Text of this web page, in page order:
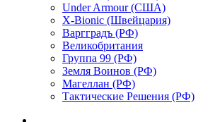
Under Armour (США)
X-Bionic (Швейцария)
Варгградъ (РФ)
Великобритания
Группа 99 (РФ)
Земля Воинов (РФ)
Магеллан (РФ)
Тактические Решения (РФ)